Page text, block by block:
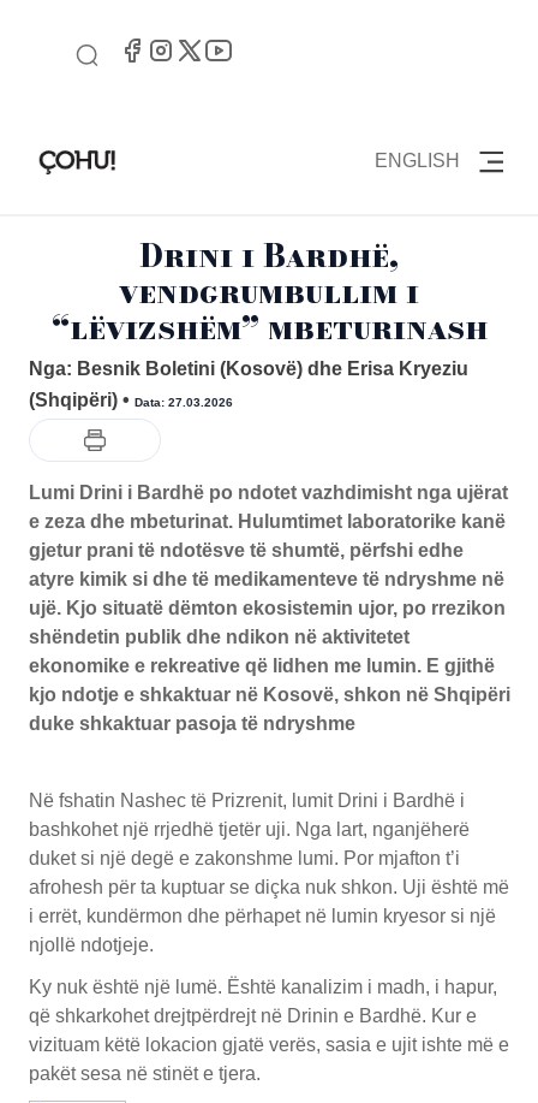
ENGLISH
Drini i Bardhë,
vendgrumbullim i
“lëvizshëm” mbeturinash
Nga: Besnik Boletini (Kosovë) dhe Erisa Kryeziu
(Shqipëri) • Data: 27.03.2026
Lumi Drini i Bardhë po ndotet vazhdimisht nga ujërat
e zeza dhe mbeturinat. Hulumtimet laboratorike kanë
gjetur prani të ndotësve të shumtë, përfshi edhe
atyre kimik si dhe të medikamenteve të ndryshme në
ujë. Kjo situatë dëmton ekosistemin ujor, po rrezikon
shëndetin publik dhe ndikon në aktivitetet
ekonomike e rekreative që lidhen me lumin. E gjithë
kjo ndotje e shkaktuar në Kosovë, shkon në Shqipëri
duke shkaktuar pasoja të ndryshme
Në fshatin Nashec të Prizrenit, lumit Drini i Bardhë i
bashkohet një rrjedhë tjetër uji. Nga lart, nganjëherë
duket si një degë e zakonshme lumi. Por mjafton t’i
afrohesh për ta kuptuar se diçka nuk shkon. Uji është më
i errët, kundërmon dhe përhapet në lumin kryesor si një
njollë ndotjeje.
Ky nuk është një lumë. Është kanalizim i madh, i hapur,
që shkarkohet drejtpërdrejt në Drinin e Bardhë. Kur e
vizituam këtë lokacion gjatë verës, sasia e ujit ishte më e
pakët sesa në stinët e tjera.